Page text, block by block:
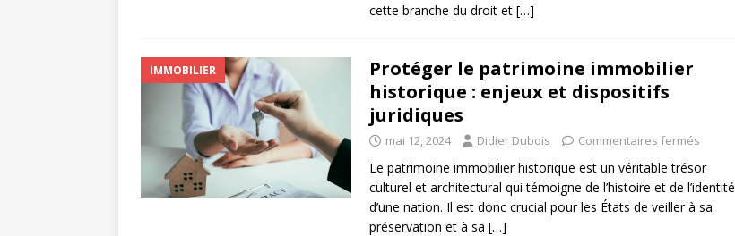
cette branche du droit et […]
IMMOBILIER
Protéger le patrimoine immobilier
historique : enjeux et dispositifs
juridiques
mai 12, 2024 Didier Dubois Commentaires fermés
Le patrimoine immobilier historique est un véritable trésor
culturel et architectural qui témoigne de l’histoire et de l’identité
d’une nation. Il est donc crucial pour les États de veiller à sa
préservation et à sa […]